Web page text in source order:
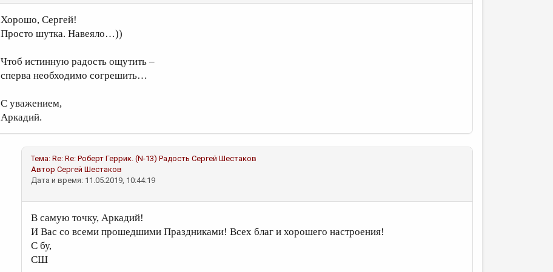
Хорошо, Сергей!
Просто шутка. Навеяло…))
Чтоб истинную радость ощутить –
сперва необходимо согрешить…
С уважением,
Аркадий.
Тема: Re: Re: Роберт Геррик. (N-13) Радость Сергей Шестаков
Автор Сергей Шестаков
Дата и время: 11.05.2019, 10:44:19
В самую точку, Аркадий!
И Вас со всеми прошедшими Праздниками! Всех благ и хорошего настроения!
С бу,
СШ